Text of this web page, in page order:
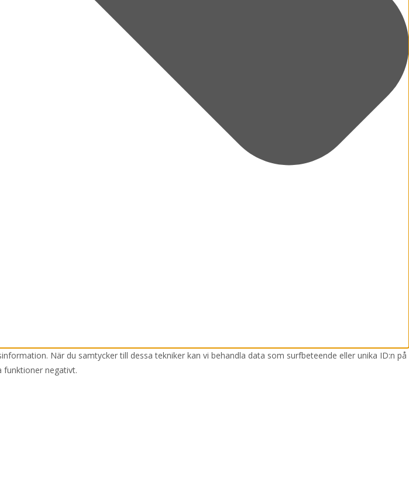
När du samtycker till dessa tekniker kan vi behandla data som surfbeteende eller unika ID:n på
funktioner negativt.